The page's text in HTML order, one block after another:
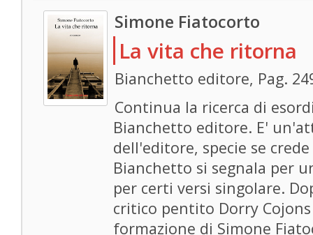
Simone Fiatocorto
La vita che ritorna
Bianchetto editore, Pag.
Continua la ricerca di
Bianchetto editore. E'
dell'editore, specie se
Bianchetto si segnala per
per certi versi singolare.
critico pentito Dorry
formazione di Simone